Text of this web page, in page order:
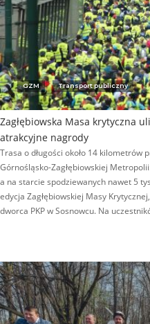
GZM Transport publiczny
Zagłębiowska Masa krytyczna
atrakcyjne nagrody
Trasa o długości około 14 kilometrów
Górnośląsko-Zagłębiowskiej
a na starcie spodziewanych nawet 5
edycja Zagłębiowskiej Masy
dworca PKP w Sosnowcu. Na